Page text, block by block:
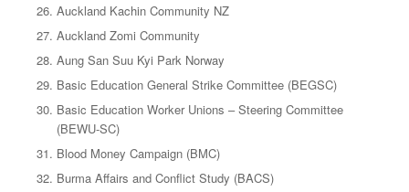
Auckland Kachin Community NZ
Auckland Zomi Community
Aung San Suu Kyi Park Norway
Basic Education General Strike Committee (BEGSC)
Basic Education Worker Unions – Steering Committee
(BEWU-SC)
Blood Money Campaign (BMC)
Burma Affairs and Conflict Study (BACS)